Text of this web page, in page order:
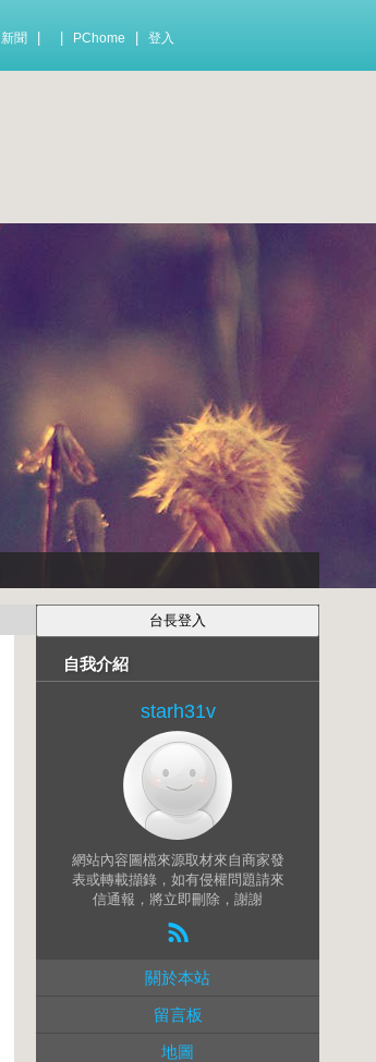
新聞 PChome 登入
自我介紹
starh31v
網站內容圖檔來源取材來自商家發
表或轉載擷錄，如有侵權問題請來
信通報，將立即刪除，謝謝
關於本站
留言板
地圖